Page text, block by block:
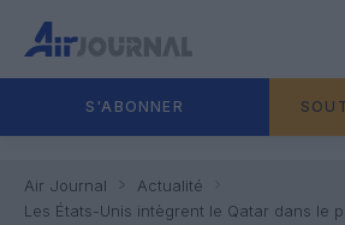
S'ABONNER
Air Journal
Actualité
Les États-Unis intègrent le Qatar dans le